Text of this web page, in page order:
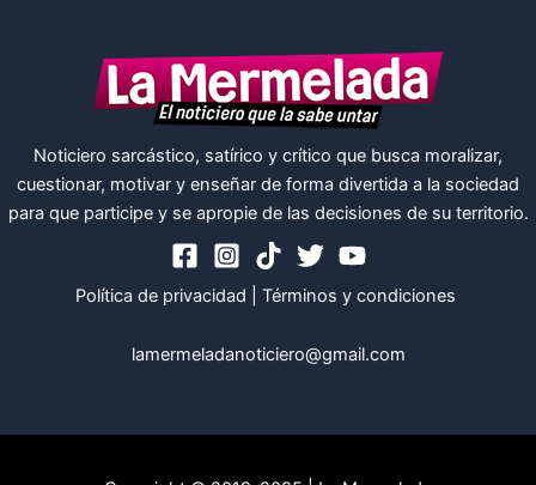
Noticiero sarcástico, satírico y crítico que busca moralizar,
cuestionar, motivar y enseñar de forma divertida a la sociedad
para que participe y se apropie de las decisiones de su territorio.
Política de privacidad Términos y condiciones
lamermeladanoticiero@gmail.com